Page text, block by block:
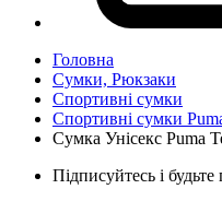
Головна
Сумки, Рюкзаки
Спортивні сумки
Спортивні сумки
Сумка Унісекс Puma
Підписуйтесь і